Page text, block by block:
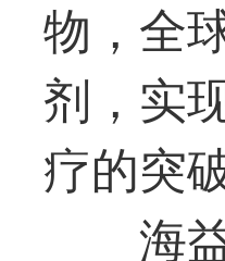
物，全
剂，实
疗的突
海